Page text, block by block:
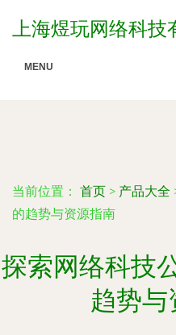
上海煜玩网络科技
MENU
当前位置： 首页 > 产品大全
的趋势与资源指南
探索网络科技
趋势与